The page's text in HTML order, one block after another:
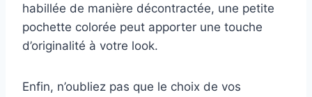
habillée de manière décontractée, une petite
pochette colorée peut apporter une touche
d’originalité à votre look.
Enfin, n’oubliez pas que le choix de vos